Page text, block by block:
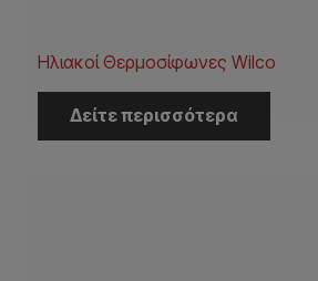
Ηλιακοί Θερμοσίφωνες Wilco
Δείτε περισσότερα